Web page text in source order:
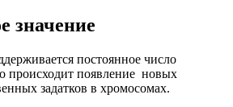
значение
постоянное число
происходит появление новых
задатков в хромосомах.